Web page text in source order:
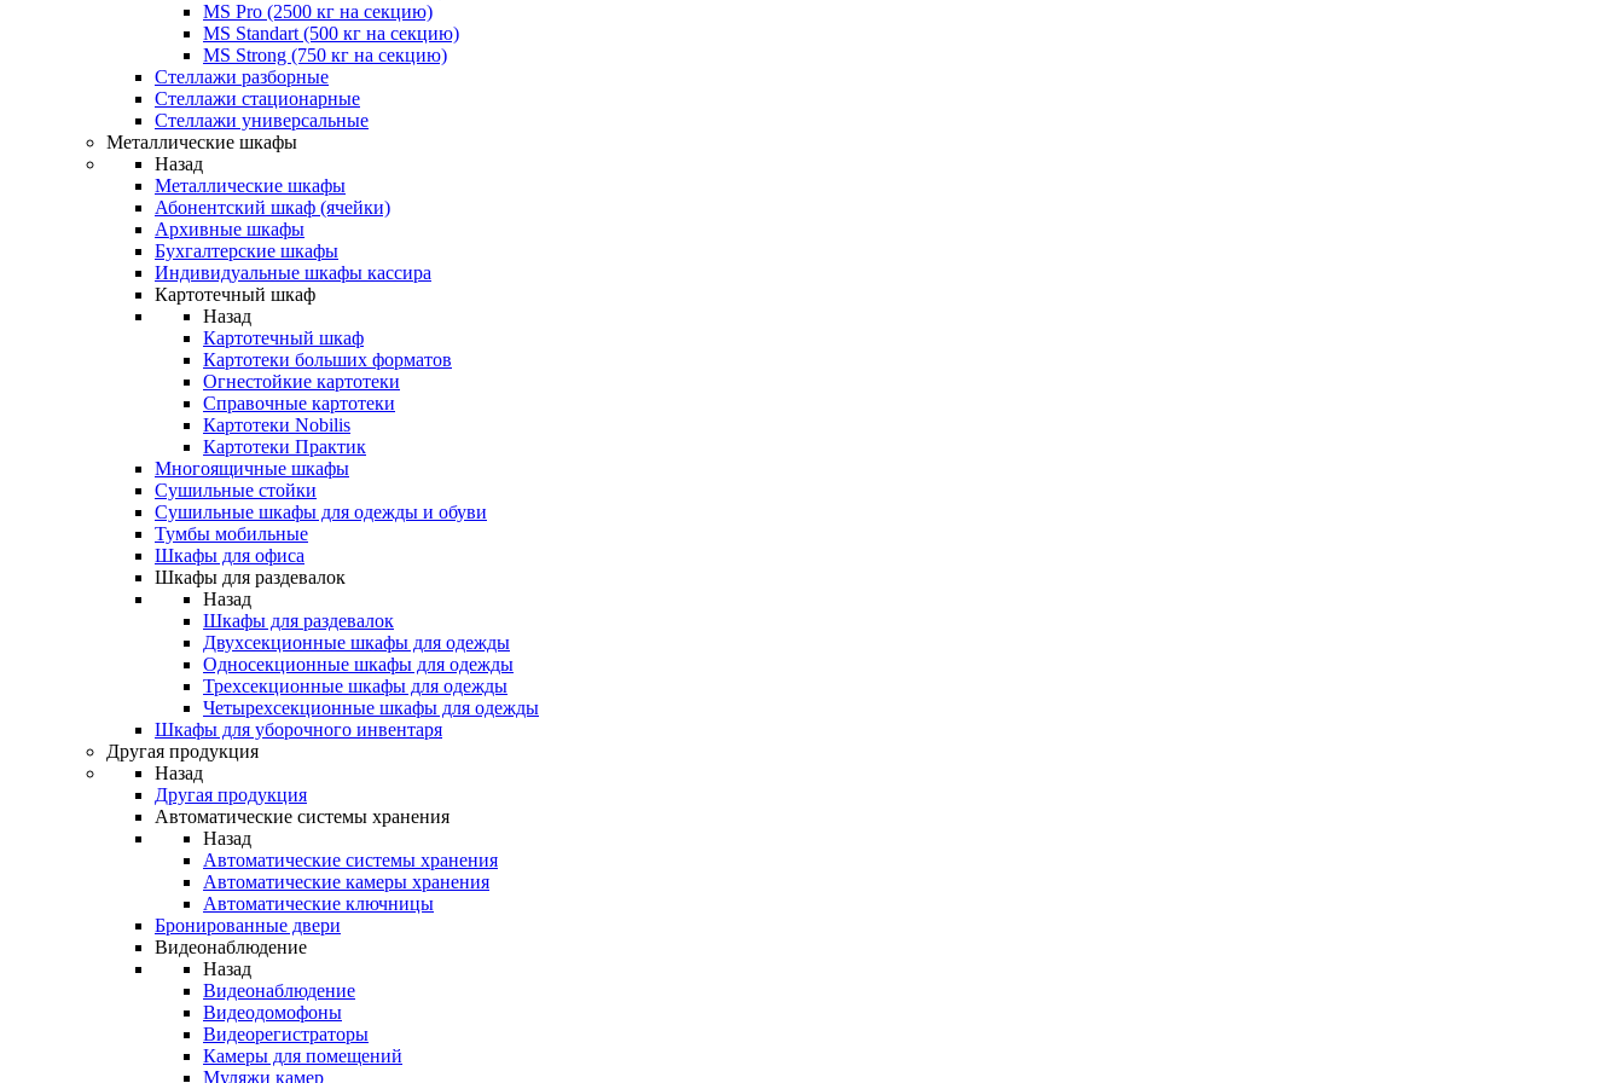
MS Pro (2500 кг на секцию)
MS Standart (500 кг на секцию)
MS Strong (750 кг на секцию)
Стеллажи разборные
Стеллажи стационарные
Стеллажи универсальные
Металлические шкафы
Назад
Металлические шкафы
Абонентский шкаф (ячейки)
Архивные шкафы
Бухгалтерские шкафы
Индивидуальные шкафы кассира
Картотечный шкаф
Назад
Картотечный шкаф
Картотеки больших форматов
Огнестойкие картотеки
Справочные картотеки
Картотеки Nobilis
Картотеки Практик
Многоящичные шкафы
Сушильные стойки
Сушильные шкафы для одежды и обуви
Тумбы мобильные
Шкафы для офиса
Шкафы для раздевалок
Назад
Шкафы для раздевалок
Двухсекционные шкафы для одежды
Односекционные шкафы для одежды
Трехсекционные шкафы для одежды
Четырехсекционные шкафы для одежды
Шкафы для уборочного инвентаря
Другая продукция
Назад
Другая продукция
Автоматические системы хранения
Назад
Автоматические системы хранения
Автоматические камеры хранения
Автоматические ключницы
Бронированные двери
Видеонаблюдение
Назад
Видеонаблюдение
Видеодомофоны
Видеорегистраторы
Камеры для помещений
Муляжи камер